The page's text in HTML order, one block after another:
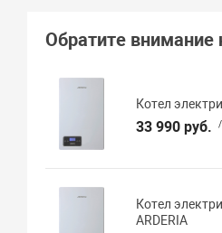
Обратите внимание
Котел
33 990 руб.
Котел
ARDERIA